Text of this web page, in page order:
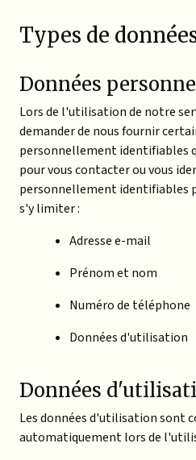
Types de
Données
Lors de l'utilisation de notre
demander de nous fournir
personnellement identifiables
pour vous contacter ou vous
personnellement identifiables
s'y limiter :
Adresse e-mail
Prénom et nom
Numéro de téléphone
Données d'utilisation
Données
Les données d'utilisation sont
automatiquement lors de